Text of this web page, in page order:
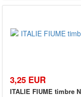
3,25 EUR
ITALIE FIUME timbre